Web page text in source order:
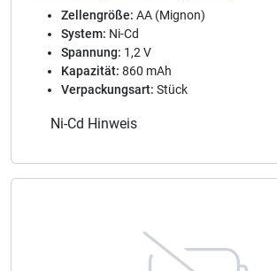
Zellengröße: AA (Mignon)
System: Ni-Cd
Spannung: 1,2 V
Kapazität: 860 mAh
Verpackungsart: Stück
Ni-Cd Hinweis